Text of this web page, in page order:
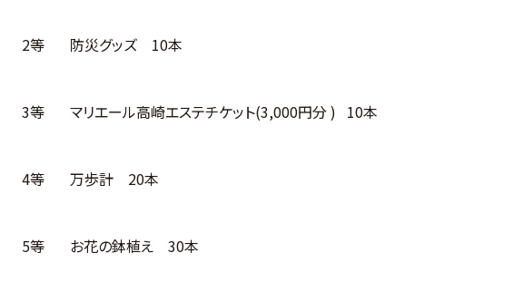
2等 防災グッズ 10本
3等 マリエール高崎エステチケット(3,000円分 ) 10本
4等 万歩計 20本
5等 お花の鉢植え 30本